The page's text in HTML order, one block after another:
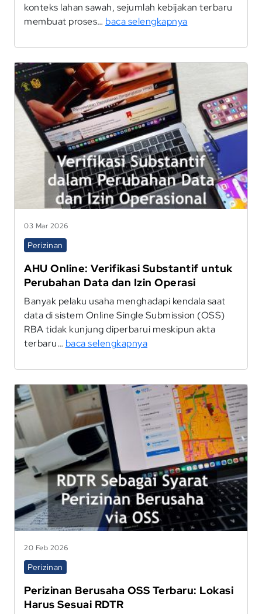
konteks lahan sawah, sejumlah kebijakan terbaru
membuat proses… baca selengkapnya
03 Mar 2026
Perizinan
AHU Online: Verifikasi Substantif untuk
Perubahan Data dan Izin Operasi
Banyak pelaku usaha menghadapi kendala saat
data di sistem Online Single Submission (OSS)
RBA tidak kunjung diperbarui meskipun akta
terbaru… baca selengkapnya
20 Feb 2026
Perizinan
Perizinan Berusaha OSS Terbaru: Lokasi
Harus Sesuai RDTR